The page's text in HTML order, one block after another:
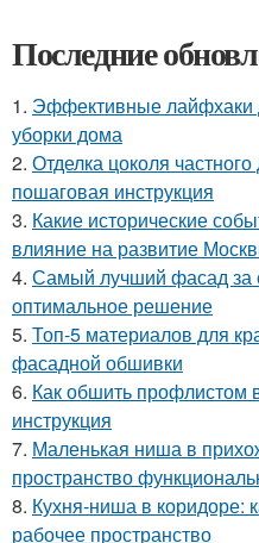
Последние
1. Эффективные лайфхаки
уборки дома
2. Отделка цоколя
пошаговая инструкция
3. Какие исторические
влияние на развитие
4. Самый лучший фасад за
оптимальное решение
5. Топ-5 материалов для
фасадной обшивки
6. Как обшить профлистом
инструкция
7. Маленькая ниша в
пространство
8. Кухня-ниша в коридоре:
рабочее пространство